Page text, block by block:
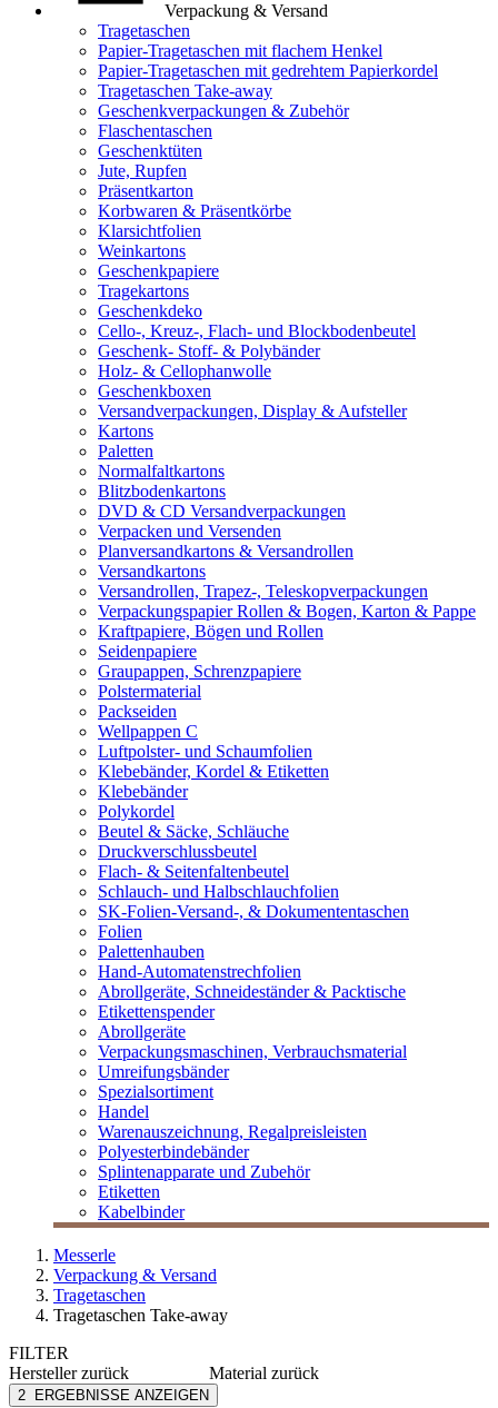
Verpackung & Versand
Tragetaschen
Papier-Tragetaschen mit flachem Henkel
Papier-Tragetaschen mit gedrehtem Papierkordel
Tragetaschen Take-away
Geschenkverpackungen & Zubehör
Flaschentaschen
Geschenktüten
Jute, Rupfen
Präsentkarton
Korbwaren & Präsentkörbe
Klarsichtfolien
Weinkartons
Geschenkpapiere
Tragekartons
Geschenkdeko
Cello-, Kreuz-, Flach- und Blockbodenbeutel
Geschenk- Stoff- & Polybänder
Holz- & Cellophanwolle
Geschenkboxen
Versandverpackungen, Display & Aufsteller
Kartons
Paletten
Normalfaltkartons
Blitzbodenkartons
DVD & CD Versandverpackungen
Verpacken und Versenden
Planversandkartons & Versandrollen
Versandkartons
Versandrollen, Trapez-, Teleskopverpackungen
Verpackungspapier Rollen & Bogen, Karton & Pappe
Kraftpapiere, Bögen und Rollen
Seidenpapiere
Graupappen, Schrenzpapiere
Polstermaterial
Packseiden
Wellpappen C
Luftpolster- und Schaumfolien
Klebebänder, Kordel & Etiketten
Klebebänder
Polykordel
Beutel & Säcke, Schläuche
Druckverschlussbeutel
Flach- & Seitenfaltenbeutel
Schlauch- und Halbschlauchfolien
SK-Folien-Versand-, & Dokumententaschen
Folien
Palettenhauben
Hand-Automatenstrechfolien
Abrollgeräte, Schneideständer & Packtische
Etikettenspender
Abrollgeräte
Verpackungsmaschinen, Verbrauchsmaterial
Umreifungsbänder
Spezialsortiment
Handel
Warenauszeichnung, Regalpreisleisten
Polyesterbindebänder
Splintenapparate und Zubehör
Etiketten
Kabelbinder
Messerle
Verpackung & Versand
Tragetaschen
Tragetaschen Take-away
FILTER
Herstellerzurück
MESSERLE
Material zurück
2 ERGEBNISSE ANZEIGEN